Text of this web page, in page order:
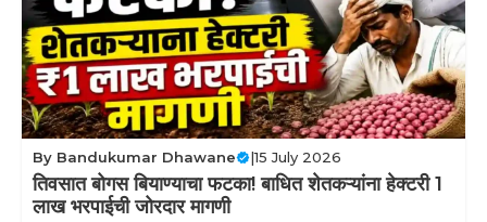
By Bandukumar Dhawane |15 July 2026
तिवसात बोगस बियाण्याचा फटका! बाधित शेतकऱ्यांना हेक्टरी 1
लाख भरपाईची जोरदार मागणी